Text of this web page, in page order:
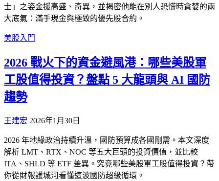
士」之姿金援高盛、奇異，並揭密他能在別人恐慌時貪婪的兩
大底氣：滿手現金與極致的優先股合約。
美股入門
2026 戰火下的資金避風港：哪些美股軍
工股值得投資？盤點 5 大龍頭與 AI 國防
趨勢
王建宏 2026年1月30日
2026 年地緣政治持續升溫，國防預算成各國剛需。本文深度
解析 LMT、RTX、NOC 等五大巨頭的投資價值，並比較
ITA、SHLD 等 ETF 差異。究竟哪些美股軍工股值得投資？帶
你從財報護城河看懂這波國防超級循環。